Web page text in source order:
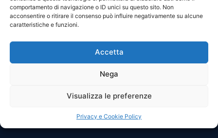
comportamento di navigazione o ID unici su questo sito. Non
acconsentire o ritirare il consenso può influire negativamente su alcune
caratteristiche e funzioni.
Accetta
Nega
Visualizza le preferenze
Privacy e Cookie Policy
posta@officinefvgpec.It
ORARI
Sabato: 8:00 – 12:00